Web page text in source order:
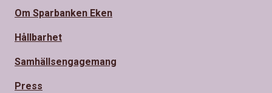
Om Sparbanken Eken
Hållbarhet
Samhällsengagemang
Press